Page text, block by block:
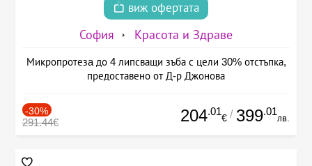
виж офертата
София Красота и Здраве
Микропротезa до 4 липсващи зъба с цели 30% отстъпка,
предоставено от Д-р Джонова
-30%
291.44€ 204.01
€ / 399.01
лв.